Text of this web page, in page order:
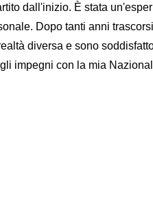
dall'inizio. È stata
Dopo tanti anni
diversa e sono
impegni con la mia